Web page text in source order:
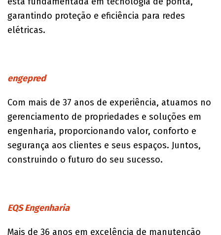
garantindo proteção e eficiência para redes
elétricas.
engepred
Com mais de 37 anos de experiência, atuamos no
gerenciamento de propriedades e soluções em
engenharia, proporcionando valor, conforto e
segurança aos clientes e seus espaços. Juntos,
construindo o futuro do seu sucesso.
EQS Engenharia
Mais de 36 anos em excelência de manutenção